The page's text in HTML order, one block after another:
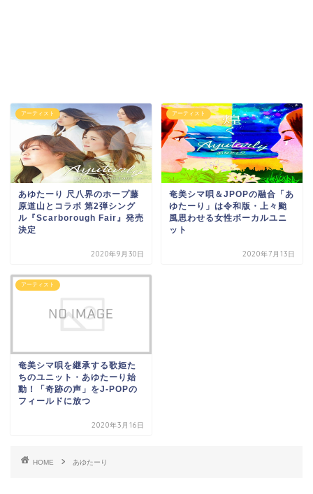
アーティスト
あゆたーり 尺八界のホープ藤
原道山とコラボ 第2弾シング
ル『Scarborough Fair』発売
決定
2020年9月30日
アーティスト
奄美シマ唄＆JPOPの融合「あ
ゆたーり」は令和版・上々颱
風思わせる女性ボーカルユニ
ット
2020年7月13日
アーティスト
奄美シマ唄を継承する歌姫た
ちのユニット・あゆたーり始
動！「奇跡の声」をJ-POPの
フィールドに放つ
2020年3月16日
HOME あゆたーり